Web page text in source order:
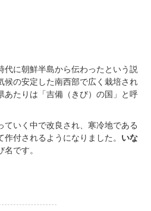
代に朝鮮半島から伝わったという説
候の安定した南西部で広く栽培され
あたりは「吉備（きび）の国」と呼
ていく中で改良され、寒冷地である
付されるようになりました。 いな
です。